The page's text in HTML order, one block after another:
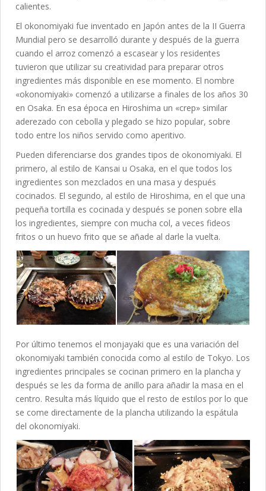
calientes.
El okonomiyaki fue inventado en Japón antes de la II Guerra
Mundial pero se desarrolló durante y después de la guerra
cuando el arroz comenzó a escasear y los residentes
tuvieron que utilizar su creatividad para preparar otros
ingredientes más disponible en ese momento. El nombre
«okonomiyaki» comenzó a utilizarse a finales de los años 30
en Osaka. En esa época en Hiroshima un «crep» similar
aderezado con cebolla y plegado se hizo popular, sobre
todo entre los niños servido como aperitivo.
Pueden diferenciarse dos grandes tipos de okonomiyaki. El
primero, al estilo de Kansai u Osaka, en el que todos los
ingredientes son mezclados en una masa y después
cocinados. El segundo, al estilo de Hiroshima, en el que una
pequeña tortilla es cocinada y después se ponen sobre ella
los ingredientes, siempre con mucha col, a veces fideos
fritos o un huevo frito que se añade al darle la vuelta.
Por último tenemos el monjayaki que es una variación del
okonomiyaki también conocida como al estilo de Tokyo. Los
ingredientes principales se cocinan primero en la plancha y
después se les da forma de anillo para añadir la masa en el
centro. Resulta más líquido que el resto de estilos por lo que
se come directamente de la plancha utilizando la espátula
del okonomiyaki.